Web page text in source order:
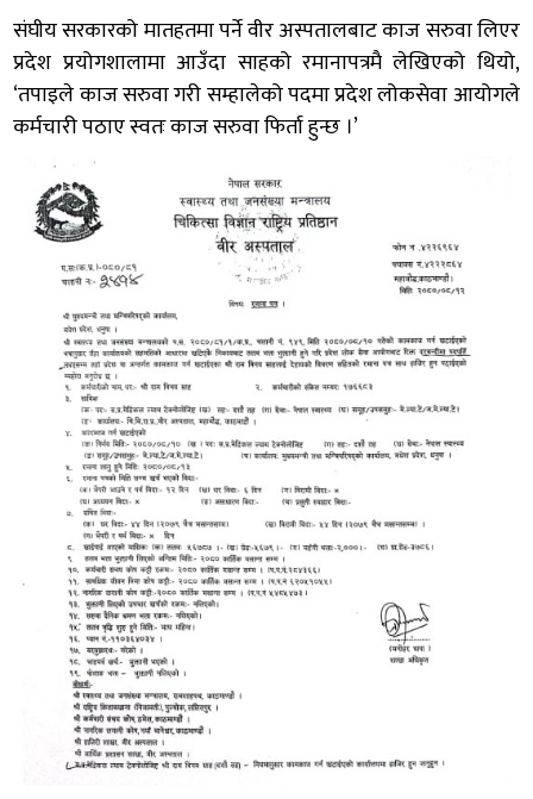
संघीय सरकारको मातहतमा पर्ने वीर अस्पतालबाट काज सरुवा लिएर
प्रदेश प्रयोगशालामा आउँदा साहको रमानापत्रमै लेखिएको थियो,
‘तपाइले काज सरुवा गरी सम्हालेको पदमा प्रदेश लोकसेवा आयोगले
कर्मचारी पठाए स्वतः काज सरुवा फिर्ता हुन्छ ।’